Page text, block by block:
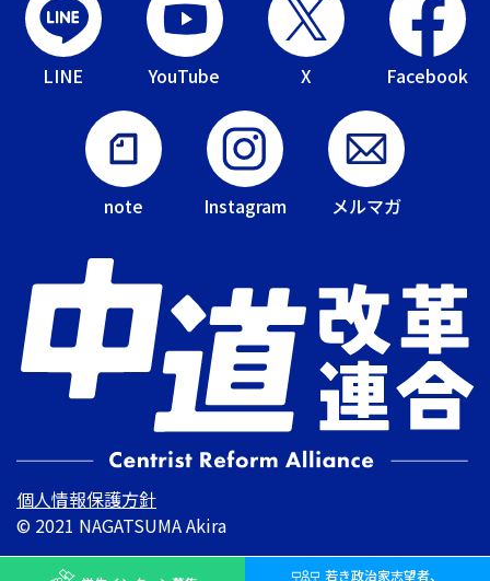
LINE YouTube X Facebook
note Instagram メルマガ
個人情報保護方針
© 2021 NAGATSUMA Akira
若き政治家志望者、